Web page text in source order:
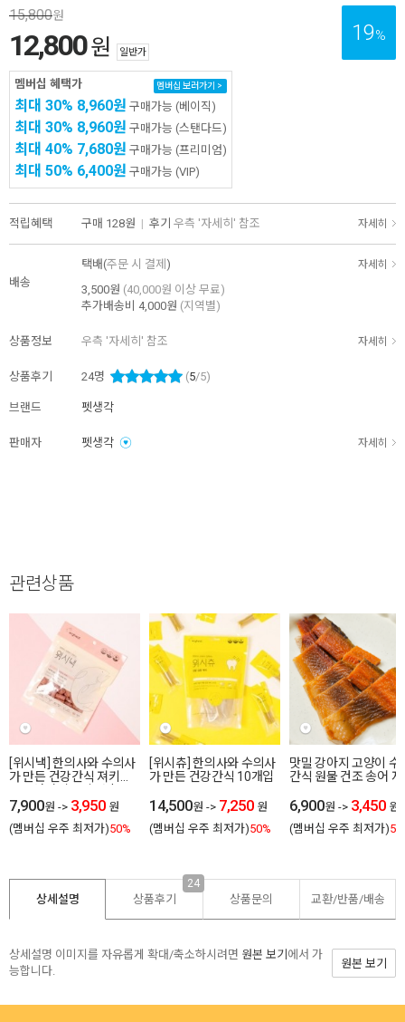
19%
15,800원
12,800원 일반가
멤버십 혜택가 멤버십 보러가기 >
최대 30% 8,960원 구매가능 (베이직)
최대 30% 8,960원 구매가능 (스탠다드)
최대 40% 7,680원 구매가능 (프리미엄)
최대 50% 6,400원 구매가능 (VIP)
적립혜택 구매 128원 | 후기 우측 '자세히' 참조 자세히
배송
택배(주문 시 결제 ) 자세히
3,500원 (40,000원 이상 무료)
추가배송비
4,000원 (지역별)
상품정보 우측 '자세히' 참조 자세히
상품후기 24명 (5/5)
브랜드 펫생각
판매자 펫생각 자세히
관련상품
[위시낵] 한의사와 수의사
가 만든 건강간식 져키
7,900원 -> 3,950 원
(멤버십 우주 최저가)50%
[위시츄] 한의사와 수의사
가 만든 건강간식 10개입
14,500원 -> 7,250 원
(멤버십 우주 최저가)50%
맛밀 강아지 고양이 수
간식 원물 건조 송어
6,900원 -> 3,450 원
(멤버십 우주 최저가)
상세설명 상품후기
24
상품문의 교환/반품/배송
상세설명 이미지를 자유롭게 확대/축소하시려면 원본 보기 에서 가
능합니다.
원본 보기